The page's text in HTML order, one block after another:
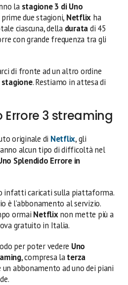
la stagione 3 di Uno
prime due stagioni, Netflix ha
ciascuna, della duratadi 45
con grande frequenza tra gli
di fronte ad un altro ordine
. Restiamo in attesa di
Errore 3 streaming
originale di Netflix, gli
alcun tipo di difficoltà nel
Splendido Errore in
infatti caricati sulla piattaforma.
è l’abbonamento al servizio.
ormai Netflixnon mette più a
gratuito in Italia.
per poter vedere Uno
, compresa laterza
abbonamento ad uno dei piani